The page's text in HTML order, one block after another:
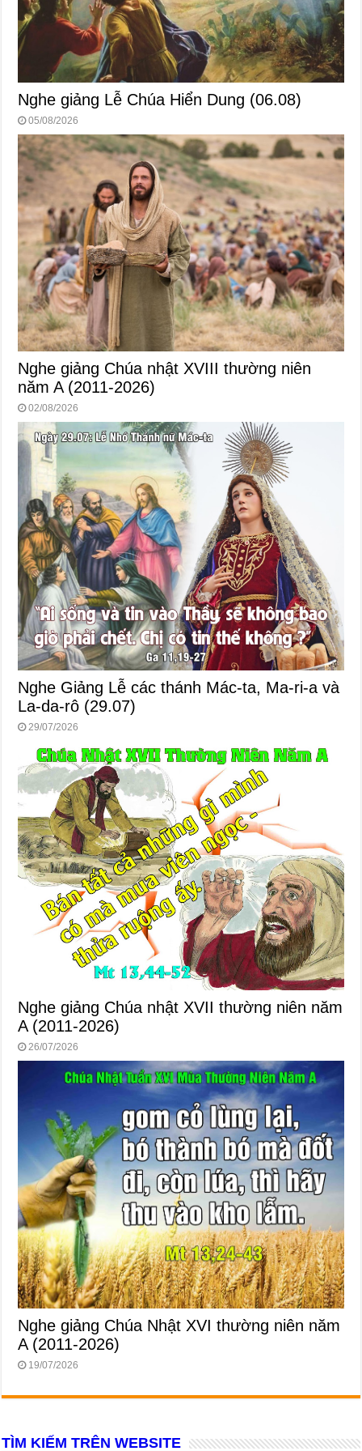
Nghe giảng Lễ Chúa Hiển Dung (06.08)
05/08/2026
Nghe giảng Chúa nhật XVIII thường niên
năm A (2011-2026)
02/08/2026
Nghe Giảng Lễ các thánh Mác-ta, Ma-ri-a và
La-da-rô (29.07)
29/07/2026
Nghe giảng Chúa nhật XVII thường niên năm
A (2011-2026)
26/07/2026
Nghe giảng Chúa Nhật XVI thường niên năm
A (2011-2026)
19/07/2026
TÌM KIẾM TRÊN WEBSITE